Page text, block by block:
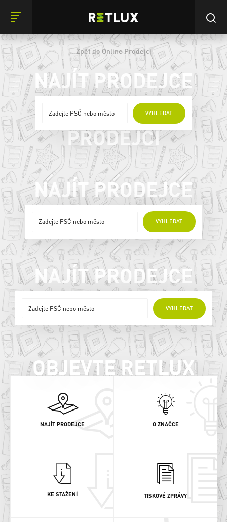
Zpět do Online Prodejci
NAJÍT PRODEJCE
VYHLEDAT
ONLINE
PRODEJCI
NAJÍT PRODEJCE
VYHLEDAT
ONLINE PRODEJCI
NAJÍT PRODEJCE
VYHLEDAT
ONLINE PRODEJCI
OBJEVTE RETLUX
NAJÍT PRODEJCE O ZNAČCE
KE STAŽENÍ TISKOVÉ ZPRÁVY